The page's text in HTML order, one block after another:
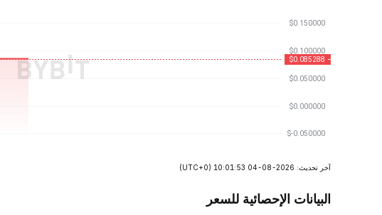
آخر تحديث: 2026-08-04 10:01:53 (UTC+0)
البيانات الإحصائية للسعر